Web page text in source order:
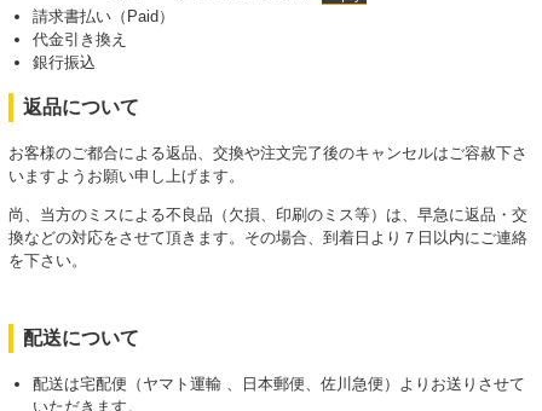
請求書払い（Paid）
代金引き換え
銀行振込
返品について
お客様のご都合による返品、交換や注文完了後のキャンセルはご容赦下さ
いますようお願い申し上げます。
尚、当方のミスによる不良品（欠損、印刷のミス等）は、早急に返品・交
換などの対応をさせて頂きます。その場合、到着日より７日以内にご連絡
を下さい。
配送について
配送は宅配便（ヤマト運輸 、日本郵便、佐川急便）よりお送りさせて
いただきます。